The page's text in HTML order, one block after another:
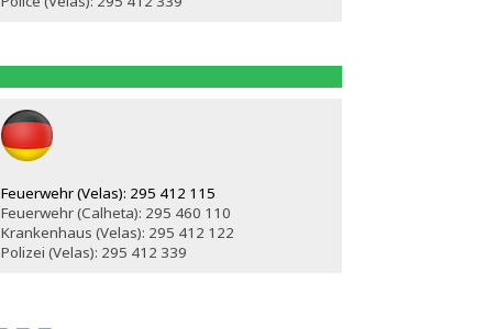
Feuerwehr (Velas): 295 412 115
Feuerwehr (Calheta): 295 460 110
Krankenhaus (Velas): 295 412 122
Polizei (Velas): 295 412 339